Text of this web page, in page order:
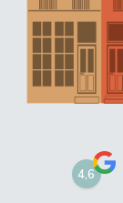
4,6